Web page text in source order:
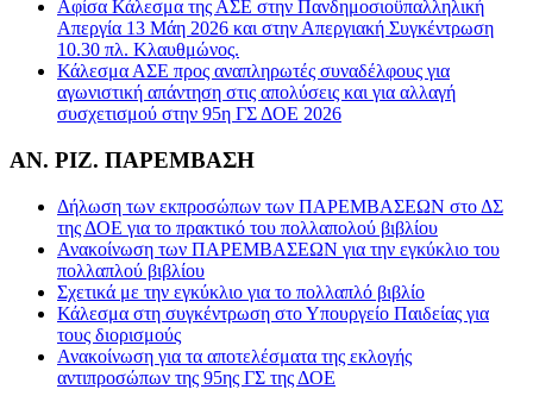
Αφίσα Κάλεσμα της ΑΣΕ στην Πανδημοσιοϋπαλληλική
Απεργία 13 Μάη 2026 και στην Απεργιακή Συγκέντρωση
10.30 πλ. Κλαυθμώνος.
Κάλεσμα ΑΣΕ προς αναπληρωτές συναδέλφους για
αγωνιστική απάντηση στις απολύσεις και για αλλαγή
συσχετισμού στην 95η ΓΣ ΔΟΕ 2026
ΑΝ. ΡΙΖ. ΠΑΡΕΜΒΑΣΗ
Δήλωση των εκπροσώπων των ΠΑΡΕΜΒΑΣΕΩΝ στο ΔΣ
της ΔΟΕ για το πρακτικό του πολλαπολού βιβλίου
Ανακοίνωση των ΠΑΡΕΜΒΑΣΕΩΝ για την εγκύκλιο του
πολλαπλού βιβλίου
Σχετικά με την εγκύκλιο για το πολλαπλό βιβλίο
Κάλεσμα στη συγκέντρωση στο Υπουργείο Παιδείας για
τους διορισμούς
Ανακοίνωση για τα αποτελέσματα της εκλογής
αντιπροσώπων της 95ης ΓΣ της ΔΟΕ